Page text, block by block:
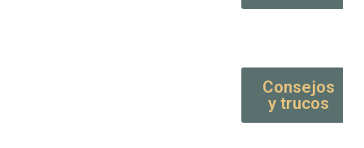
Consejos
y trucos